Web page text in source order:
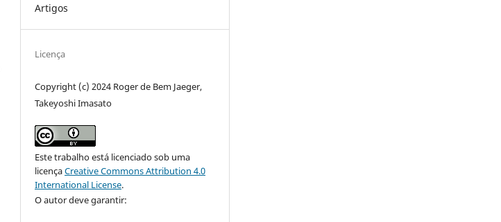
Artigos
Licença
Copyright (c) 2024 Roger de Bem Jaeger,
Takeyoshi Imasato
Este trabalho está licenciado sob uma
licençaCreative Commons Attribution 4.0
International License.
O autor deve garantir: